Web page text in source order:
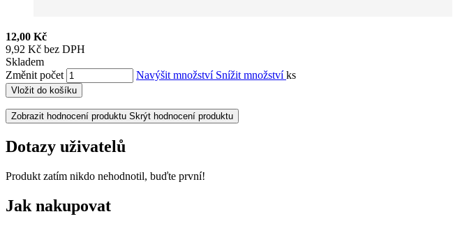
12,00 Kč
9,92 Kč bez DPH
Skladem
Změnit počet
Navýšit množství Snížit množstvíks
Vložit do košíku
Zobrazit hodnocení produktu Skrýt hodnocení produktu
Dotazy uživatelů
Produkt zatím nikdo nehodnotil, buďte první!
Jak nakupovat